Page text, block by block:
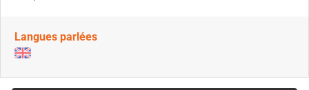
Langues parlées